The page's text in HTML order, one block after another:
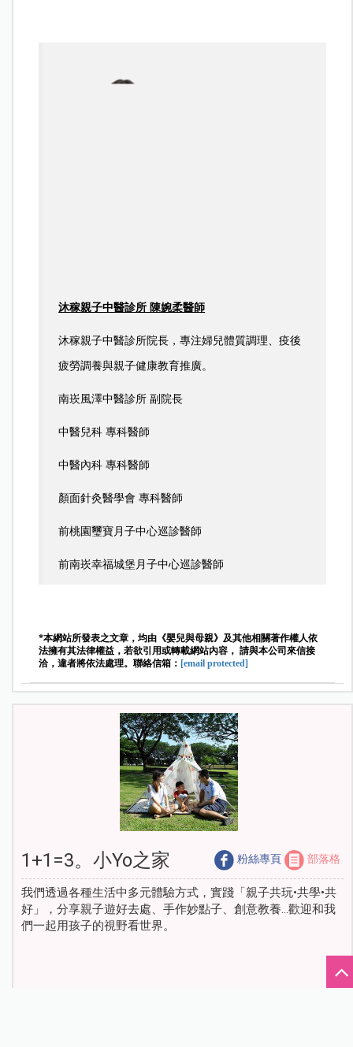
沐稼親子中醫診所 陳婉柔醫師
沐稼親子中醫診所院長，專注婦兒體質調理、疫後
疲勞調養與親子健康教育推廣。
南崁風澤中醫診所 副院長
中醫兒科 專科醫師
中醫內科 專科醫師
顏面針灸醫學會 專科醫師
前桃園璽寶月子中心巡診醫師
前南崁幸福城堡月子中心巡診醫師
*本網站所發表之文章，均由《嬰兒與母親》及其他相關著作權人依
法擁有其法律權益，若欲引用或轉載網站內容， 請與本公司來信接
洽，違者將依法處理。聯絡信箱： [email protected]
1+1=3。小Yo之家 粉絲專頁 部落格
我們透過各種生活中多元體驗方式，實踐「親子共玩•共學•共
好」，分享親子遊好去處、手作妙點子、創意教養…歡迎和我
們一起用孩子的視野看世界。